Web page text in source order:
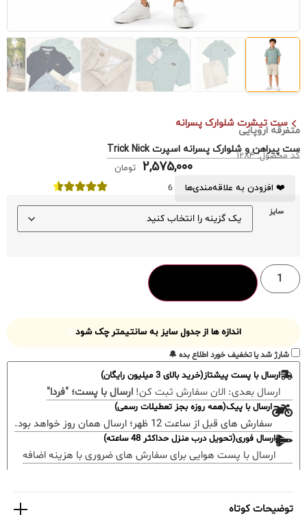
ست تیشرت شلوارک پسرانه
متفرقه اروپایی
ست پیراهن و شلوارک پسرانه اسپرت Trick Nick
کد محصول: 1284
2,575,000 تومان
❤️ افزودن به علاقه‌مندی‌ها
6
سایز
اندازه ها از جدول سایز به سانتیمتر چک شود
شارژ شد یا تخفیف خورد اطلاع بده 🔔
ارسال با پست پیشتاز(خرید بالای 3 میلیون رایگان)
ارسال بعدی: الان سفارش ثبت کن! ارسال با پست؛ "فردا"
ارسال با پیک(همه روزه بجز تعطیلات رسمی)
سفارش های قبل از ساعت 12 ظهر؛ ارسال همان روز خواهد بود.
ارسال فوری(تحویل درب منزل حداکثر 48 ساعته)
ارسال با پست هوایی برای سفارش های ضروری با هزینه اضافه
توضیحات کوتاه